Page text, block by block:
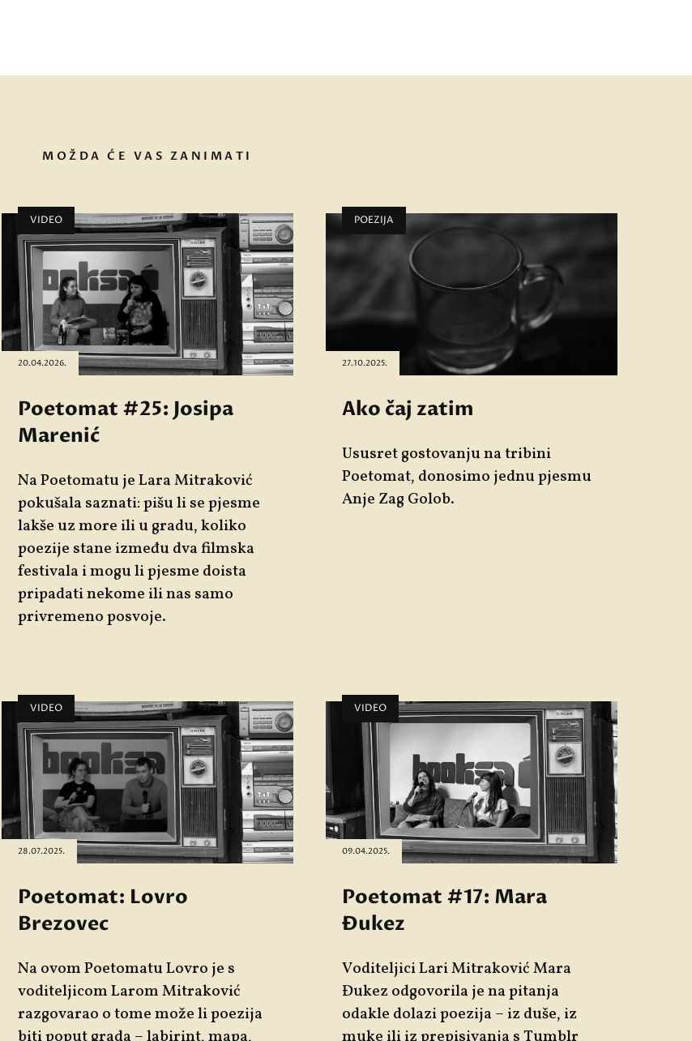
MOŽDA ĆE VAS ZANIMATI
VIDEO
20.04.2026.
Poetomat #25: Josipa
Marenić
NaPoetomatujeLara Mitraković
pokušala saznati: pišu li se pjesme
lakše uz more ili u gradu, koliko
poezije stane između dva filmska
festivala i mogu li pjesme doista
pripadati nekome ili nas samo
privremeno posvoje.
POEZIJA
27.10.2025.
Ako čaj zatim
Ususret gostovanju na tribini
Poetomat, donosimo jednu pjesmu
Anje Zag Golob.
VIDEO
28.07.2025.
Poetomat: Lovro
Brezovec
Na ovom Poetomatu Lovro je s
voditeljicom Larom Mitraković
razgovarao o tome može li poezija
VIDEO
09.04.2025.
Poetomat #17: Mara
Đukez
VoditeljiciLariMitrakovićMara
Đukez odgovorila je na pitanja
odakle dolazi poezija – iz duše, iz